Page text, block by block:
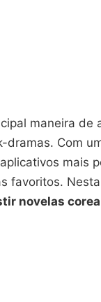
maneira de
dramas. Com
mais
favoritos.
novelas